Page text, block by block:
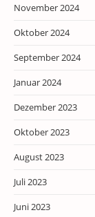
November 2024
Oktober 2024
September 2024
Januar 2024
Dezember 2023
Oktober 2023
August 2023
Juli 2023
Juni 2023